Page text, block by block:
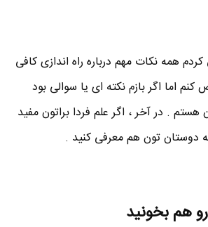
همه نکات مهم درباره راه اندازی کافی
اما اگر بازم نکته ای یا سوالی بود
. در آخر ، اگر علم فردا براتون مفید
دوستان تون هم معرفی کنید .
هم بخونید